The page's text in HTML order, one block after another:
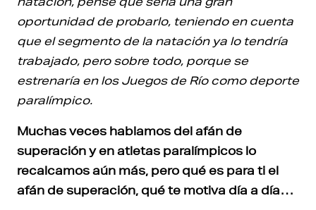
oportunidad de probarlo, teniendo en cuenta
que el segmento de la natación ya lo tendría
trabajado, pero sobre todo, porque se
estrenaría en los Juegos de Río como deporte
paralímpico.
Muchas veces hablamos del afán de
superación y en atletas paralímpicos lo
recalcamos aún más, pero qué es para ti el
afán de superación, qué te motiva día a día…